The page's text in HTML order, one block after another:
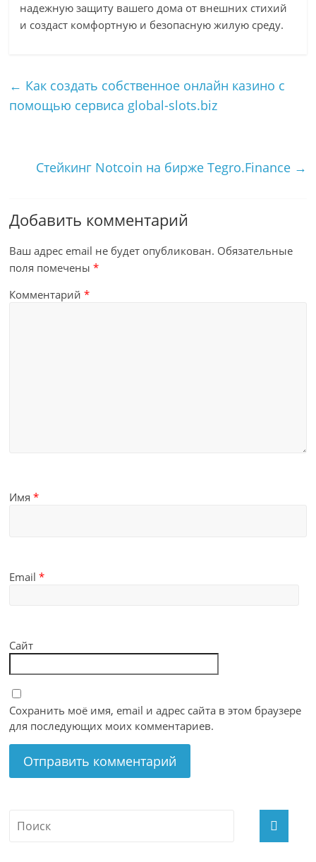
надежную защиту вашего дома от внешних стихий
и создаст комфортную и безопасную жилую среду.
← Как создать собственное онлайн казино с
помощью сервиса global-slots.biz
Стейкинг Notcoin на бирже Tegro.Finance →
Добавить комментарий
Ваш адрес email не будет опубликован. Обязательные
поля помечены*
Комментарий*
Имя*
Email*
Сайт
Сохранить моё имя, email и адрес сайта в этом браузере
для последующих моих комментариев.